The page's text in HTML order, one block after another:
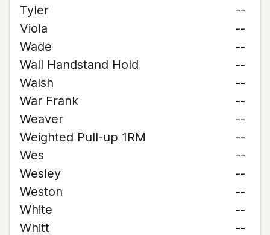
Tyler
--
Viola
--
Wade
--
Wall Handstand Hold
--
Walsh
--
War Frank
--
Weaver
--
Weighted Pull-up 1RM
--
Wes
--
Wesley
--
Weston
--
White
--
Whitt
--